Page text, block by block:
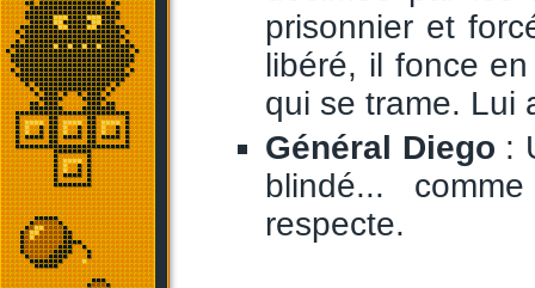
prisonnier et
libéré, il fonce
qui se trame. Lui
Général Diego :
blindé...
respecte.